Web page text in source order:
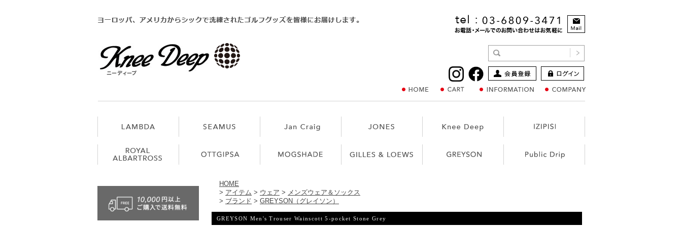
HOME
> アイテム > ウェア > メンズウェア＆ソックス
> ブランド > GREYSON（グレイソン）
GREYSON Men's Trouser Wainscott 5-pocket Stone Grey